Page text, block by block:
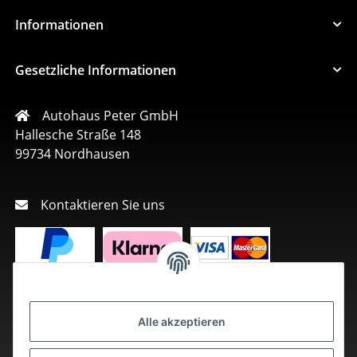
Alle akzeptieren
Informationen
Gesetzliche Informationen
Autohaus Peter GmbH
Hallesche Straße 148
99734 Nordhausen
Kontaktieren Sie uns